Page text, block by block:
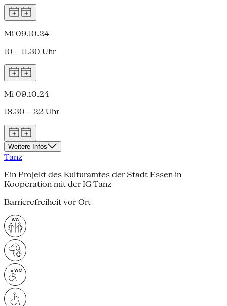
Mi 09.10.24
10 – 11.30 Uhr
Mi 09.10.24
18.30 – 22 Uhr
Weitere Infos
Tanz
Ein Projekt des Kulturamtes der Stadt Essen in
Kooperation mit der IG Tanz
Barrierefreiheit vor Ort